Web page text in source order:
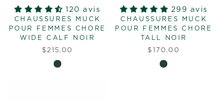
120 avis
CHAUSSURES MUCK
POUR FEMMES CHORE
WIDE CALF NOIR
$215.00
299 avis
CHAUSSURES MUCK
POUR FEMMES CHORE
TALL NOIR
$170.00